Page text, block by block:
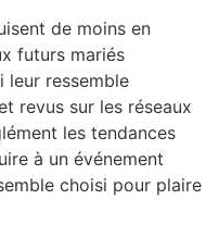
de moins en
futurs mariés
leur ressemble
revus sur les réseaux
les tendances
à un événement
choisi pour plaire